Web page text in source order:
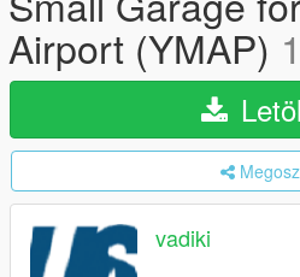
Airport (YMAP)
vadiki